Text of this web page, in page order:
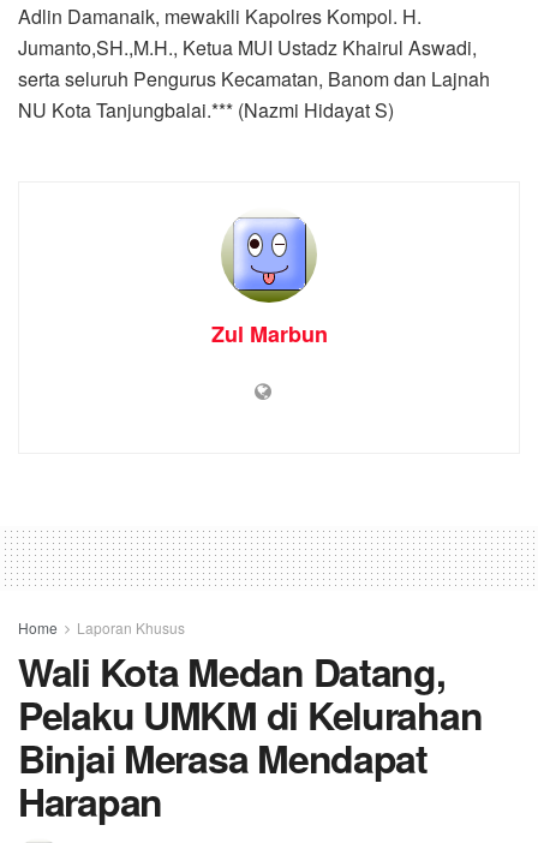
Adlin Damanaik, mewakili Kapolres Kompol. H.
Jumanto,SH.,M.H., Ketua MUI Ustadz Khairul Aswadi,
serta seluruh Pengurus Kecamatan, Banom dan Lajnah
NU Kota Tanjungbalai.*** (Nazmi Hidayat S)
Zul Marbun
Home Laporan Khusus
Wali Kota Medan Datang,
Pelaku UMKM di Kelurahan
Binjai Merasa Mendapat
Harapan